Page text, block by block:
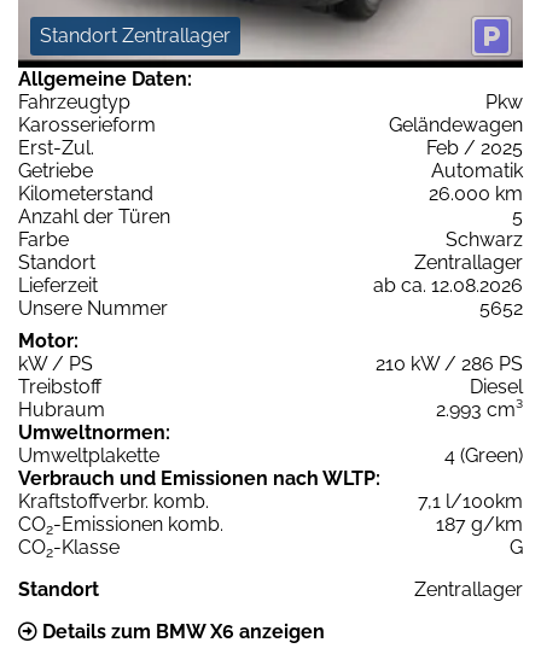
Standort Zentrallager
Allgemeine Daten:
Fahrzeugtyp
Pkw
Karosserieform
Geländewagen
Erst-Zul.
Feb / 2025
Getriebe
Automatik
Kilometerstand
26.000 km
Anzahl der Türen
5
Farbe
Schwarz
Standort
Zentrallager
Lieferzeit
ab ca. 12.08.2026
Unsere Nummer
5652
Motor:
kW / PS
210 kW / 286 PS
Treibstoff
Diesel
Hubraum
2.993 cm³
Umweltnormen:
Umweltplakette
4 (Green)
Verbrauch und Emissionen nach WLTP:
Kraftstoffverbr. komb.
7,1 l/100km
CO2-Emissionen komb.
187 g/km
CO2-Klasse
G
Standort
Zentrallager
Details zum BMW X6 anzeigen